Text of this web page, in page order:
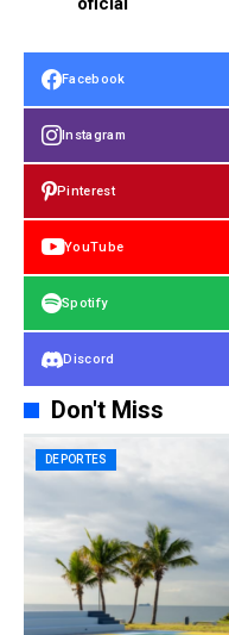
Facebook
Instagram
Pinterest
YouTube
Spotify
Discord
Don't Miss
DEPORTES